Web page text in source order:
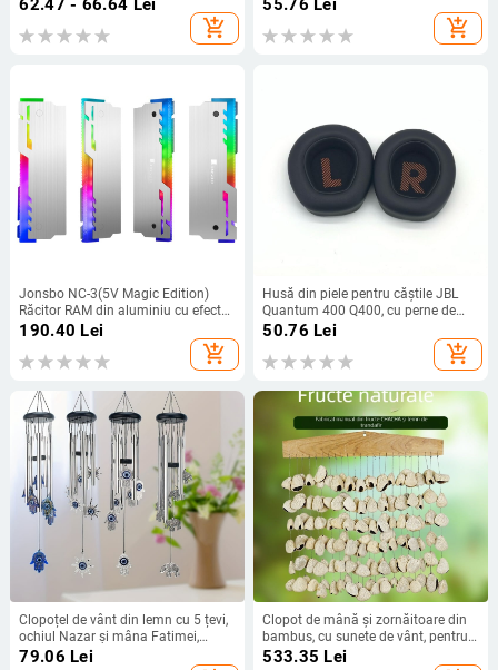
Type-C, USB-C; rază 8–15 m;
material: aliaj de
62.47 - 66.64 Lei
add_shopping_cart
55.76 Lei
add_shopping_cart
Jonsbo NC-3(5V Magic Edition)
Răcitor RAM din aluminiu cu efect
LED — design anti-alunecare, reglaj
pe mai multe unghiuri, gestionare
cabluri
190.40 Lei
add_shopping_cart
Husă din piele pentru căștile JBL
Quantum 400 Q400, cu perne de
urechi
50.76 Lei
add_shopping_cart
Clopoțel de vânt din lemn cu 5 țevi,
ochiul Nazar și mâna Fatimei,
decor pentru balcon și ușă
79.06 Lei
Clopot de mână și zornăitoare din
bambus, cu sunete de vânt, pentru
meditație și yoga — instrument de
533.35 Lei